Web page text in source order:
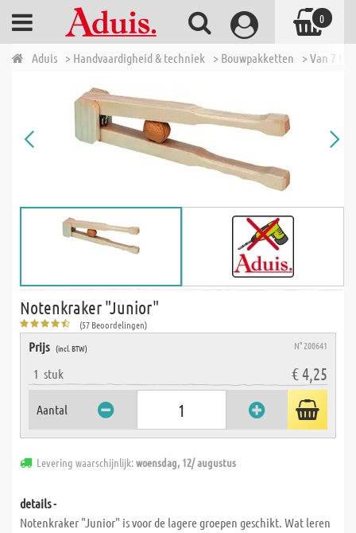
Aduis > Handvaardigheid & techniek > Bouwpakketten > Van 7 tot
Notenkraker "Junior"
(57 Beoordelingen)
Prijs (incl. BTW) N° 200641
1 stuk € 4,25
Aantal
Levering waarschijnlijk:woensdag, 12/ augustus
details -
Notenkraker "Junior" is voor de lagere groepen geschikt. Wat leren
0